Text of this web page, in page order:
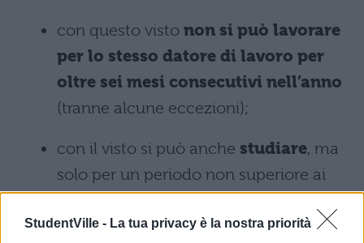
StudentVille - La tua privacy è la nostra priorità
con questo visto non si può lavorare
per lo stesso datore di lavoro per
oltre sei mesi consecutivi nell’anno
(tranne alcune eccezioni);
con il visto si può anche studiare, ma
solo per un periodo non superiore ai